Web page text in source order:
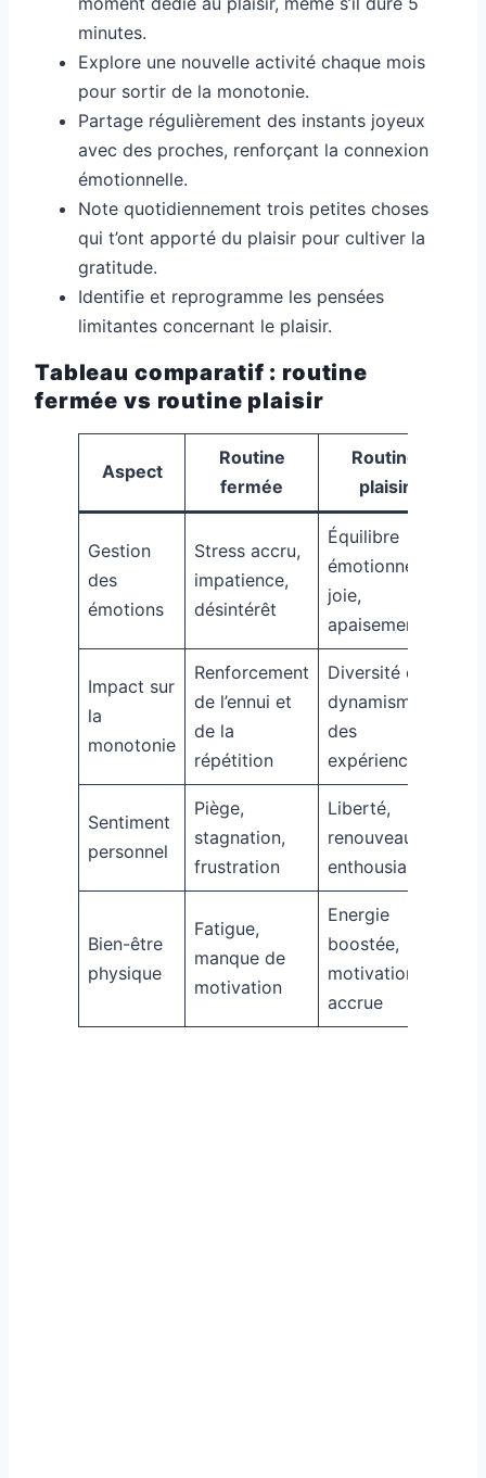
minutes.
Explore une nouvelle activité chaque mois
pour sortir de la monotonie.
Partage régulièrement des instants joyeux
avec des proches, renforçant la connexion
émotionnelle.
Note quotidiennement trois petites choses
qui t’ont apporté du plaisir pour cultiver la
gratitude.
Identifie et reprogramme les pensées
limitantes concernant le plaisir.
Tableau comparatif : routine
fermée vs routine plaisir
Aspect
Routine
fermée
Routine
plaisir
Gestion
des
émotions
Stress accru,
impatience,
désintérêt
Équilibre
émotionnel,
joie,
apaisement
Impact sur
la
monotonie
Renforcement
de l’ennui et
de la
répétition
Diversité et
dynamisme
des
expériences
Sentiment
personnel
Piège,
stagnation,
frustration
Liberté,
renouveau,
enthousiasme
Bien-être
physique
Fatigue,
manque de
motivation
Energie
boostée,
motivation
accrue